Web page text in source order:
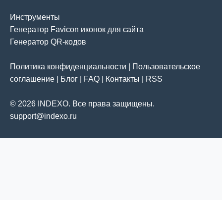
Инструменты
Генератор Favicon иконок для сайта
Генератор QR-кодов
Политика конфиденциальности
Пользовательское
соглашение
Блог FAQ Контакты RSS
© 2026 INDEXO. Все права защищены.
support@indexo.ru